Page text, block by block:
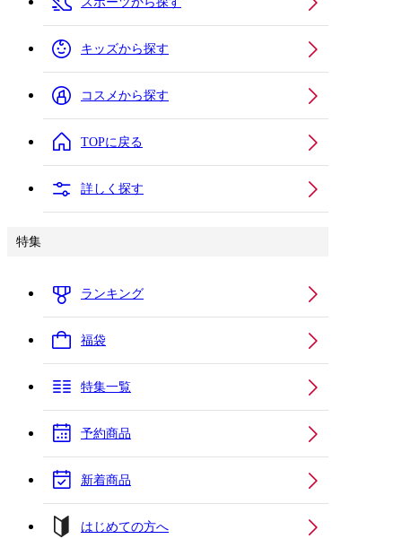
キッズから探す
コスメから探す
TOPに戻る
詳しく探す
特集
ランキング
福袋
特集一覧
予約商品
新着商品
はじめての方へ